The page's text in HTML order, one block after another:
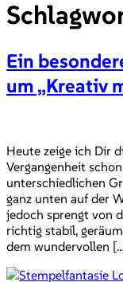
Ein
um „Kreativ
Heute zeige ich Dir
Vergangenheit
unterschiedlichen
ganz unten auf der
jedoch sprengt von
richtig stabil,
dem wundervollen